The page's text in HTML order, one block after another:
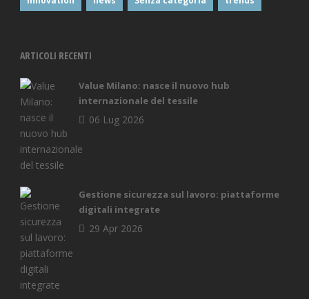
ARTICOLI RECENTI
Value Milano: nasce il nuovo hub
internazionale del tessile
06 Lug 2026
Gestione sicurezza sul lavoro: piattaforme
digitali integrate
29 Apr 2026